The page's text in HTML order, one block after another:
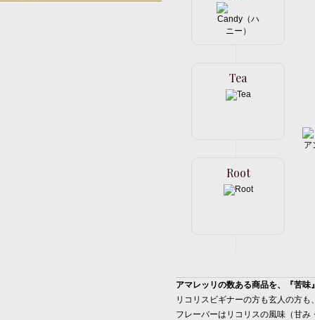
Tea
Root
アマレッリの数ある商品を、『苦
リコリスビギナーの方も玄人の方
フレーバーはリコリスの風味（甘